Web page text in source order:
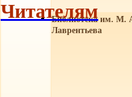
Библиотека им. М.
Лаврентьева
Читателям